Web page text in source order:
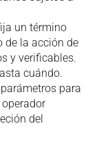
un término
de la acción de
y verificables.
cuándo.
para
del